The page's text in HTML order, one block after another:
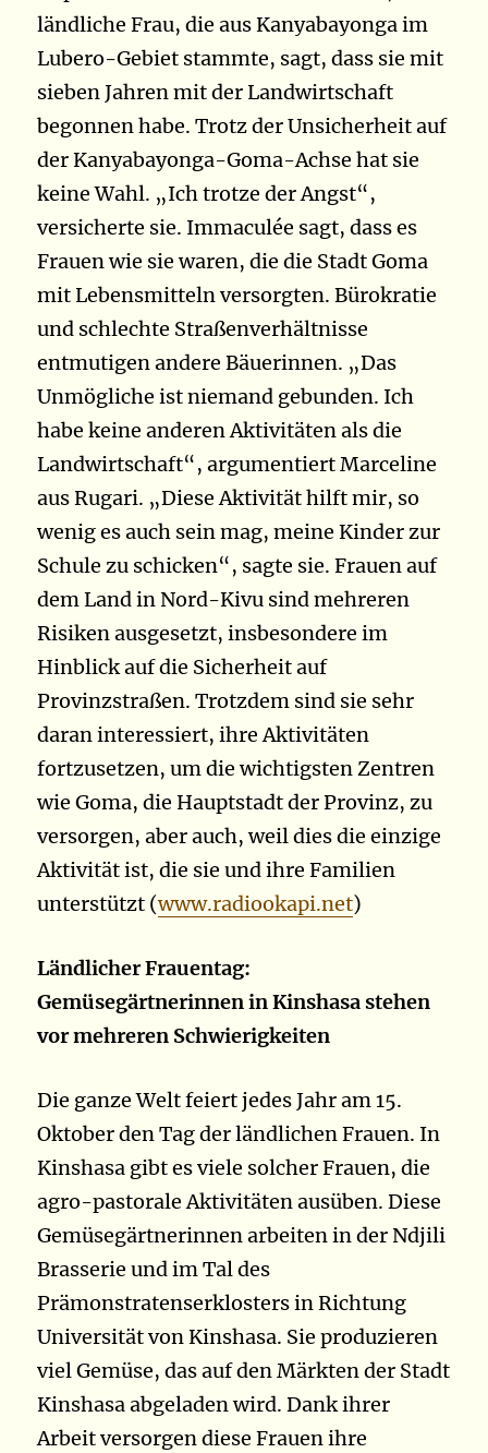
ländliche Frau, die aus Kanyabayonga im
Lubero-Gebiet stammte, sagt, dass sie mit
sieben Jahren mit der Landwirtschaft
begonnen habe. Trotz der Unsicherheit auf
der Kanyabayonga-Goma-Achse hat sie
keine Wahl. „Ich trotze der Angst“,
versicherte sie. Immaculée sagt, dass es
Frauen wie sie waren, die die Stadt Goma
mit Lebensmitteln versorgten. Bürokratie
und schlechte Straßenverhältnisse
entmutigen andere Bäuerinnen. „Das
Unmögliche ist niemand gebunden. Ich
habe keine anderen Aktivitäten als die
Landwirtschaft“, argumentiert Marceline
aus Rugari. „Diese Aktivität hilft mir, so
wenig es auch sein mag, meine Kinder zur
Schule zu schicken“, sagte sie. Frauen auf
dem Land in Nord-Kivu sind mehreren
Risiken ausgesetzt, insbesondere im
Hinblick auf die Sicherheit auf
Provinzstraßen. Trotzdem sind sie sehr
daran interessiert, ihre Aktivitäten
fortzusetzen, um die wichtigsten Zentren
wie Goma, die Hauptstadt der Provinz, zu
versorgen, aber auch, weil dies die einzige
Aktivität ist, die sie und ihre Familien
unterstützt (www.radiookapi.net)
Ländlicher Frauentag:
Gemüsegärtnerinnen in Kinshasa stehen
vor mehreren Schwierigkeiten
Die ganze Welt feiert jedes Jahr am 15.
Oktober den Tag der ländlichen Frauen. In
Kinshasa gibt es viele solcher Frauen, die
agro-pastorale Aktivitäten ausüben. Diese
Gemüsegärtnerinnen arbeiten in der Ndjili
Brasserie und im Tal des
Prämonstratenserklosters in Richtung
Universität von Kinshasa. Sie produzieren
viel Gemüse, das auf den Märkten der Stadt
Kinshasa abgeladen wird. Dank ihrer
Arbeit versorgen diese Frauen ihre